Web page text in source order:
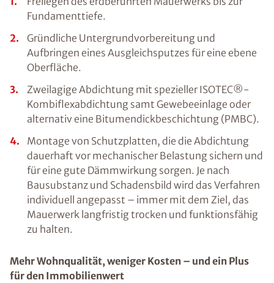
Fundamenttiefe.
Gründliche Untergrundvorbereitung und
Aufbringen eines Ausgleichsputzes für eine ebene
Oberfläche.
Zweilagige Abdichtung mit spezieller ISOTEC®-
Kombiflexabdichtung samt Gewebeeinlage oder
alternativ eine Bitumendickbeschichtung (PMBC).
Montage von Schutzplatten, die die Abdichtung
dauerhaft vor mechanischer Belastung sichern und
für eine gute Dämmwirkung sorgen. Je nach
Bausubstanz und Schadensbild wird das Verfahren
individuell angepasst – immer mit dem Ziel, das
Mauerwerk langfristig trocken und funktionsfähig
zu halten.
Mehr Wohnqualität, weniger Kosten – und ein Plus
für den Immobilienwert